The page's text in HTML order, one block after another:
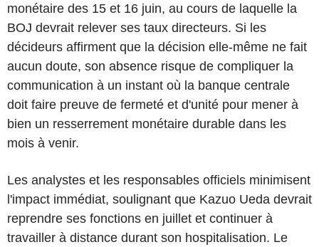
monétaire des 15 et 16 juin, au cours de laquelle la
BOJ devrait relever ses taux directeurs. Si les
décideurs affirment que la décision elle-même ne fait
aucun doute, son absence risque de compliquer la
communication à un instant où la banque centrale
doit faire preuve de fermeté et d'unité pour mener à
bien un resserrement monétaire durable dans les
mois à venir.
Les analystes et les responsables officiels minimisent
l'impact immédiat, soulignant que Kazuo Ueda devrait
reprendre ses fonctions en juillet et continuer à
travailler à distance durant son hospitalisation. Le